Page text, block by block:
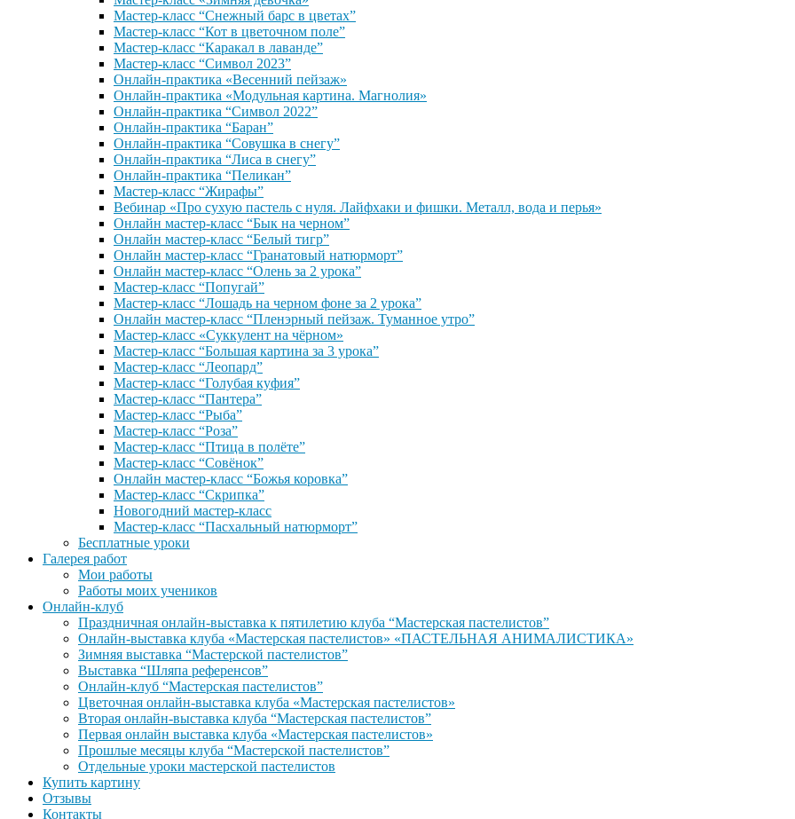
Мастер-класс “Снежный барс в цветах”
Мастер-класс “Кот в цветочном поле”
Мастер-класс “Каракал в лаванде”
Мастер-класс “Символ 2023”
Онлайн-практика «Весенний пейзаж»
Онлайн-практика «Модульная картина. Магнолия»
Онлайн-практика “Символ 2022”
Онлайн-практика “Баран”
Онлайн-практика “Совушка в снегу”
Онлайн-практика “Лиса в снегу”
Онлайн-практика “Пеликан”
Мастер-класс “Жирафы”
Вебинар «Про сухую пастель с нуля. Лайфхаки и фишки. Металл, вода и перья»
Онлайн мастер-класс “Бык на черном”
Онлайн мастер-класс “Белый тигр”
Онлайн мастер-класс “Гранатовый натюрморт”
Онлайн мастер-класс “Олень за 2 урока”
Мастер-класс “Попугай”
Мастер-класс “Лошадь на черном фоне за 2 урока”
Онлайн мастер-класс “Пленэрный пейзаж. Туманное утро”
Мастер-класс «Суккулент на чёрном»
Мастер-класс “Большая картина за 3 урока”
Мастер-класс “Леопард”
Мастер-класс “Голубая куфия”
Мастер-класс “Пантера”
Мастер-класс “Рыба”
Мастер-класс “Роза”
Мастер-класс “Птица в полёте”
Мастер-класс “Совёнок”
Онлайн мастер-класс “Божья коровка”
Мастер-класс “Скрипка”
Новогодний мастер-класс
Мастер-класс “Пасхальный натюрморт”
Бесплатные уроки
Галерея работ
Мои работы
Работы моих учеников
Онлайн-клуб
Праздничная онлайн-выставка к пятилетию клуба “Мастерская пастелистов”
Онлайн-выставка клуба «Мастерская пастелистов» «ПАСТЕЛЬНАЯ АНИМАЛИСТИКА»
Зимняя выставка “Мастерской пастелистов”
Выставка “Шляпа референсов”
Онлайн-клуб “Мастерская пастелистов”
Цветочная онлайн-выставка клуба «Мастерская пастелистов»
Вторая онлайн-выставка клуба “Мастерская пастелистов”
Первая онлайн выставка клуба «Мастерская пастелистов»
Прошлые месяцы клуба “Мастерской пастелистов”
Отдельные уроки мастерской пастелистов
Купить картину
Отзывы
Контакты